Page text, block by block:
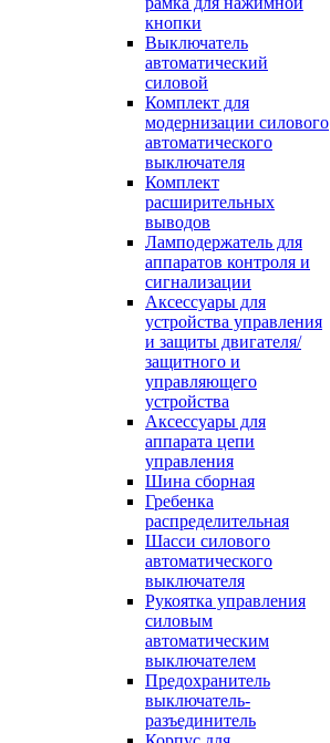
кнопки
Выключатель
автоматический
силовой
Комплект для
модернизации силового
автоматического
выключателя
Комплект
расширительных
выводов
Ламподержатель для
аппаратов контроля и
сигнализации
Аксессуары для
устройства управления
и защиты двигателя/
защитного и
управляющего
устройства
Аксессуары для
аппарата цепи
управления
Шина сборная
Гребенка
распределительная
Шасси силового
автоматического
выключателя
Рукоятка управления
силовым
автоматическим
выключателем
Предохранитель
выключатель-
разъединитель